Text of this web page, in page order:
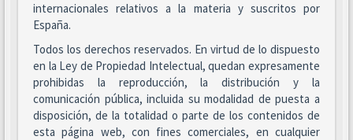
internacionales relativos a la materia y suscritos por
España.
Todos los derechos reservados. En virtud de lo dispuesto
en la Ley de Propiedad Intelectual, quedan expresamente
prohibidas la reproducción, la distribución y la
comunicación pública, incluida su modalidad de puesta a
disposición, de la totalidad o parte de los contenidos de
esta página web, con fines comerciales, en cualquier